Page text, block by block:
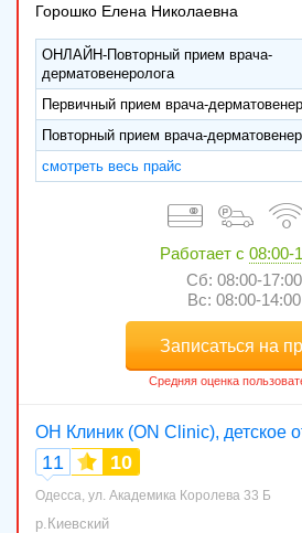
Горошко Елена Николаевна
ОНЛАЙН-Повторный прием врача-
дерматовенеролога
Первичный прием врача-
Повторный прием врача-
смотреть весь прайс
Работает с 08:00-
Сб: 08:00-17:00
Вс: 08:00-14:00
Записаться на
ОН Клиник (ON Clinic), детское
11 10
Одесса, ул. Академика Королева 33 Б
р.Киевский